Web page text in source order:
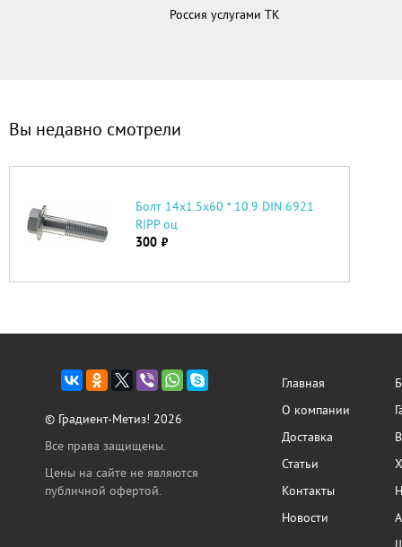
Россия услугами ТК
Вы недавно смотрели
Болт 14х1.5х60 * 10.9 DIN 6921
RIPP оц
300 руб.
© Градиент-Метиз! 2026
Все права защищены.
Цены на сайте не являются
публичной офертой.
Главная
О компании
Доставка
Статьи
Контакты
Новости